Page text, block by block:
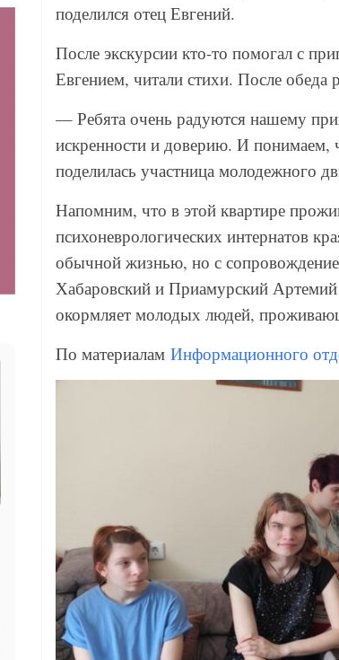
поделился отец Евгений.
После экскурсии кто-то помогал с
Евгением, читали стихи. После обеда
— Ребята очень радуются нашему
искренности и доверию. И
поделилась участница молодежного
Напомним, что в этой квартире
психоневрологических интернатов
обычной жизнью, но с
Хабаровский и Приамурский
окормляет молодых людей,
По материалам Информационного